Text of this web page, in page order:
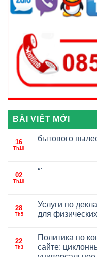
BÀI VIẾT MỚI
16
Th10
бытового
02
Th10
“`
28
Th5
Услуги по
для
22
Th3
Политика по
сайте: